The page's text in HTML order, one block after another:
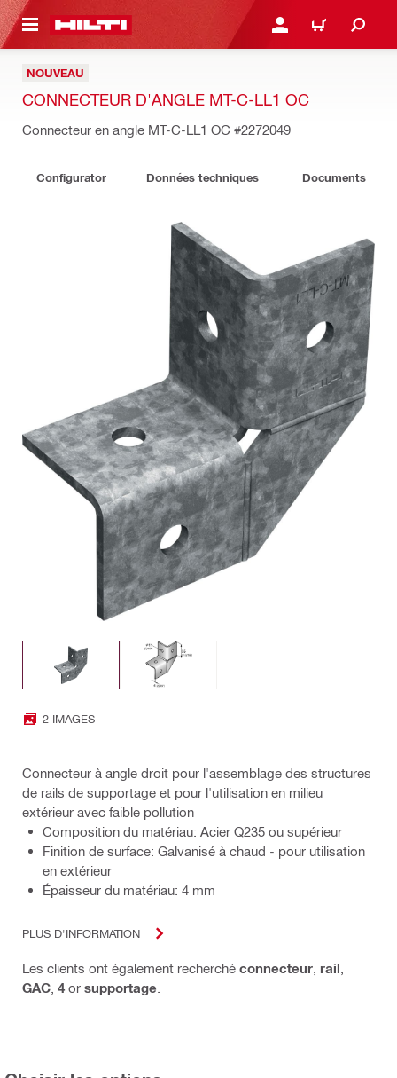
SE CONNECTER OU
PANIER
NOUVEAU
CONNECTEUR D'ANGLE MT-C-LL1 OC
Connecteur en angle MT-C-LL1 OC #2272049
Configurator Données techniques Documents
2 IMAGES
Connecteur à angle droit pour l'assemblage des structures
de rails de supportage et pour l'utilisation en milieu
extérieur avec faible pollution
Composition du matériau: Acier Q235 ou supérieur
Finition de surface: Galvanisé à chaud - pour utilisation
en extérieur
Épaisseur du matériau: 4 mm
PLUS D'INFORMATION
Les clients ont également recherché connecteur rail
GAC 4or supportage